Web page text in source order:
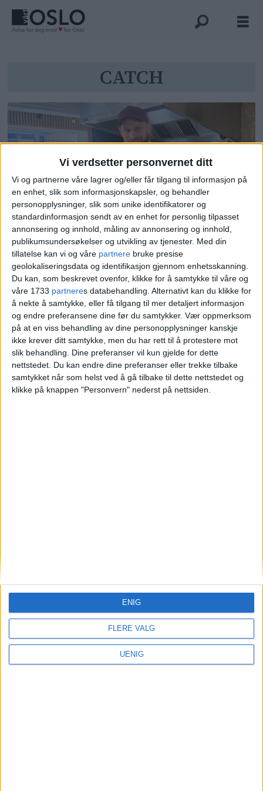
Vi verdsetter personvernet ditt
Vi og partnerne våre lagrer og/eller får tilgang til informasjon på
en enhet, slik som informasjonskapsler, og behandler
personopplysninger, slik som unike identifikatorer og
standardinformasjon sendt av en enhet for personlig tilpasset
annonsering og innhold, måling av annonsering og innhold,
publikumsundersøkelser og utvikling av tjenester. Med din
tillatelse kan vi og våre partnere bruke presise
geolokaliseringsdata og identifikasjon gjennom enhetsskanning.
Du kan, som beskrevet ovenfor, klikke for å samtykke til våre og
våre 1733 partneres databehandling. Alternativt kan du klikke for
å nekte å samtykke, eller få tilgang til mer detaljert informasjon
og endre preferansene dine før du samtykker. Vær oppmerksom
på at en viss behandling av dine personopplysninger kanskje
ikke krever ditt samtykke, men du har rett til å protestere mot
slik behandling. Dine preferanser vil kun gjelde for dette
nettstedet. Du kan endre dine preferanser eller trekke tilbake
samtykket når som helst ved å gå tilbake til dette nettstedet og
klikke på knappen "Personvern" nederst på nettsiden.
FLERE VALG
UENIG
ENIG
catch
CATCH
Palestineren Ahmed samler folk i
den nye fiskebutikken på
Grønland: – Jeg prøver å møte
verden med et smil, selv når
hjertet er tungt
Redaktør, Vegard Velle
redaktor@vartoslo.no,tlf: 93 25 68 32
tips@vartoslo.no